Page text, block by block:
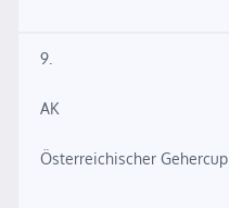
9.
AK
Österreichischer Gehercup